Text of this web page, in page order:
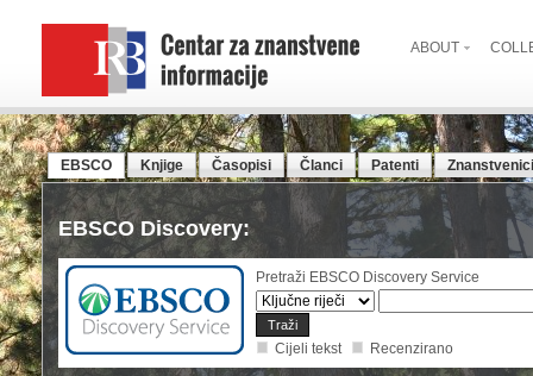
ABOUT
EBSCO Knjige Časopisi Članci Patenti
EBSCO Discovery:
Pretraži EBSCO Discovery Service
Cijeli tekst Recenzirano